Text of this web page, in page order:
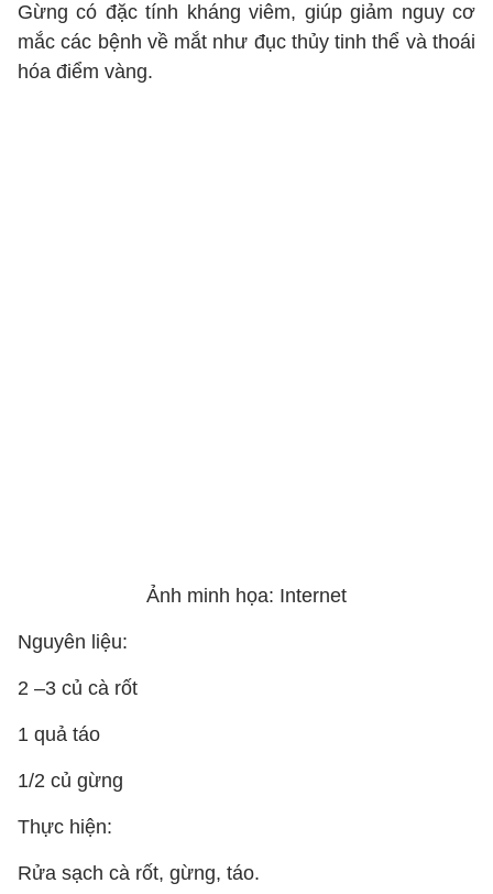
Gừng có đặc tính kháng viêm, giúp giảm nguy cơ
mắc các bệnh về mắt như đục thủy tinh thể và thoái
hóa điểm vàng.
Ảnh minh họa: Internet
Nguyên liệu:
2 –3 củ cà rốt
1 quả táo
1/2 củ gừng
Thực hiện:
Rửa sạch cà rốt, gừng, táo.